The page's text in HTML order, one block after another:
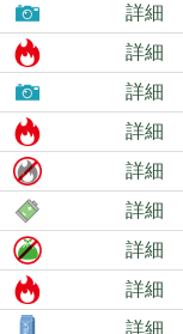
詳細
詳細
詳細
詳細
詳細
詳細
詳細
詳細
詳細